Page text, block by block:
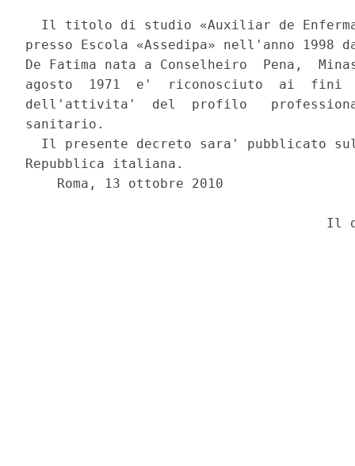
Il titolo di studio «Auxiliar de
presso Escola «Assedipa» nell'anno
De Fatima nata a Conselheiro  Pena,
agosto  1971  e'  riconosciuto  ai
dell'attivita'  del  profilo
sanitario.
Il presente decreto sara' pubblicato
Repubblica italiana.
    Roma, 13 ottobre 2010